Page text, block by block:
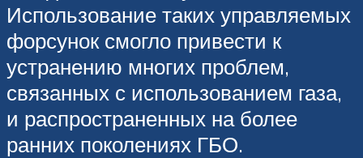
Использование таких управляемых
форсунок смогло привести к
устранению многих проблем,
связанных с использованием газа,
и распространенных на более
ранних поколениях ГБО.